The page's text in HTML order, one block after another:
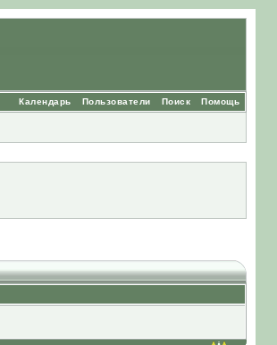
Помощь
Поиск
Пользователи
Календарь